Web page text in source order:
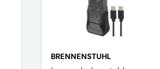
BRENNENSTUHL